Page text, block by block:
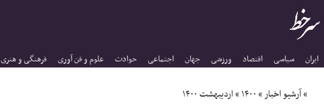
ایران سیاسی اقتصاد ورزشی جهان اجتماعی حوادث علوم و فن آوری فرهنگی و هنری
»آرشیو اخبار»۱۴۰۰»اردیبهشت ۱۴۰۰